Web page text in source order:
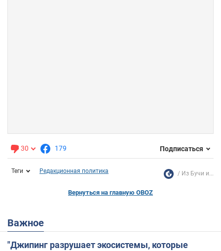
30 179 Подписаться
Теги Редакционная политика Из Бучи и...
Вернуться на главную OBOZ
Важное
"Джипинг разрушает экосистемы, которые